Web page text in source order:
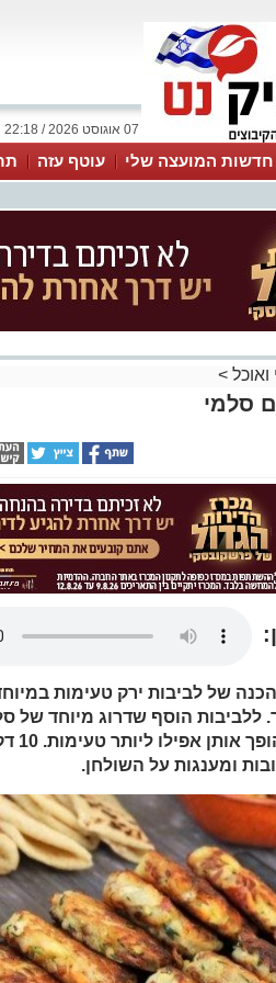
07 אוגוסט 2026 / 22:18
חדשות המועצה שלי עוטף עזה
ואוכל >
סלמי
של לביבות ירק טעימות
ללביבות הוסף שדרוג מיוחד של
ומענגות על השולחן.